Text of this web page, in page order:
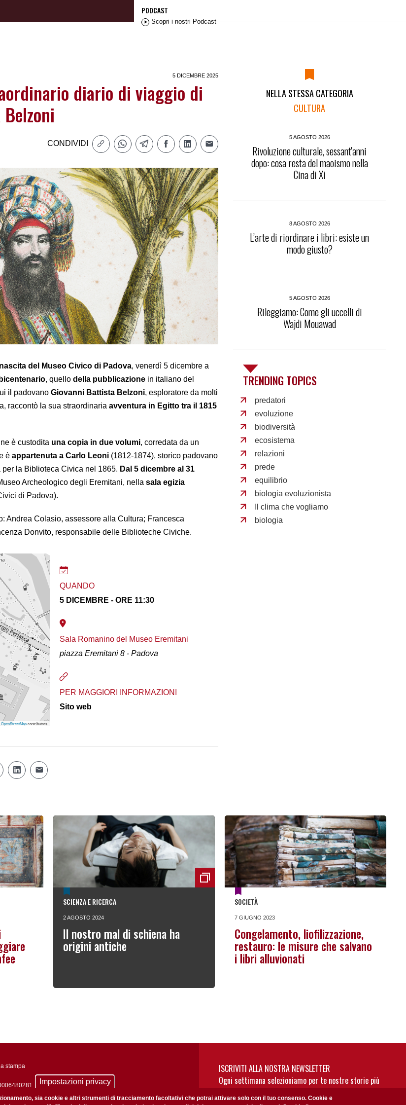
PODCAST
Scopri i nostri Podcast
5 DICEMBRE 2025
diario di viaggio di
CONDIVIDI
del Museo Civico di Padova, venerdì 5 dicembre a
bicentenario, quello della pubblicazione in italiano del
il padovano Giovanni Battista Belzoni, esploratore da molti
raccontò la sua straordinaria avventura in Egitto tra il 1815
è custodita una copia in due volumi, corredata da un
è appartenuta a Carlo Leoni (1812-1874), storico padovano
la Biblioteca Civica nel 1865. Dal 5 dicembre al 31
Archeologico degli Eremitani, nella sala egizia
di Padova).
Andrea Colasio, assessore alla Cultura; Francesca
Donvito, responsabile delle Biblioteche Civiche.
OpenStreetMapcontributors
QUANDO
5 DICEMBRE - ORE 11:30
Sala Romanino del Museo Eremitani
piazza Eremitani 8 - Padova
PER MAGGIORI INFORMAZIONI
Sito web
NELLA STESSA CATEGORIA
CULTURA
5 AGOSTO 2026
Rivoluzione culturale, sessant'anni
dopo: cosa resta del maoismo nella
Cina di Xi
8 AGOSTO 2026
L’arte di riordinare i libri: esiste un
modo giusto?
5 AGOSTO 2026
Rileggiamo: Come gli uccelli di
Wajdi Mouawad
TRENDING TOPICS
predatori
evoluzione
biodiversità
ecosistema
relazioni
prede
equilibrio
biologia evoluzionista
Il clima che vogliamo
biologia
SCIENZA E RICERCA
2 AGOSTO 2024
Il nostro mal di schiena ha
origini antiche
SOCIETÀ
7 GIUGNO 2023
Congelamento, liofilizzazione,
restauro: le misure che salvano
i libri alluvionati
ISCRIVITI ALLA NOSTRA NEWSLETTER
Ogni settimana selezioniamo per te nostre storie più
rilevanti: non perderti gli aggiornamenti della nostra
stampa
Impostazioni privacy
sia cookie e altri strumenti di tracciamento facoltativi che potrai attivare solo con il tuo consenso. Cookie e